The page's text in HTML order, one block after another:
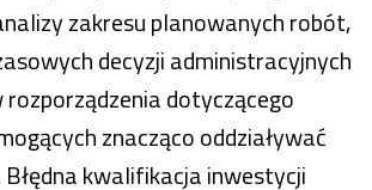
zakresu planowanych robót,
decyzji administracyjnych
dotyczącego
znacząco oddziaływać
kwalifikacja inwestycji